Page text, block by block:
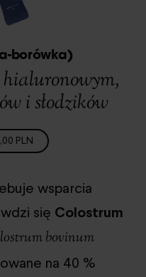
borówka)
i słodzików
PLN
wsparcia
się Colostrum
bovinum
na 40 %